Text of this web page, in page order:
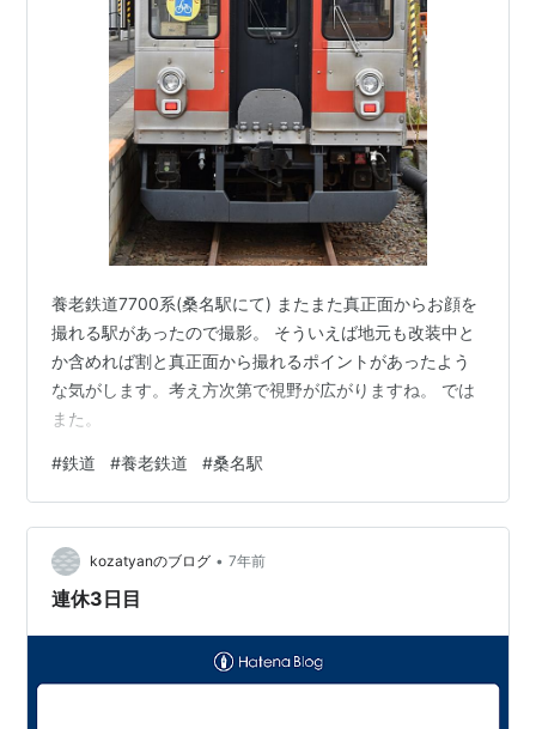
養老鉄道7700系(桑名駅にて) またまた真正面からお顔を
撮れる駅があったので撮影。 そういえば地元も改装中と
か含めれば割と真正面から撮れるポイントがあったよう
な気がします。考え方次第で視野が広がりますね。 では
また。
#鉄道 #養老鉄道 #桑名駅
kozatyanのブログ • 7年前
連休3日目